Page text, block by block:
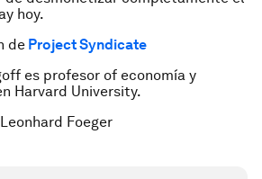
hoy.
de Project Syndicate
es profesor of economía y
Harvard University.
Foeger